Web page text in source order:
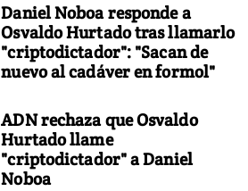
Daniel Noboa responde a
Osvaldo Hurtado tras llamarlo
"criptodictador": "Sacan de
nuevo al cadáver en formol"
ADN rechaza que Osvaldo
Hurtado llame
"criptodictador" a Daniel
Noboa